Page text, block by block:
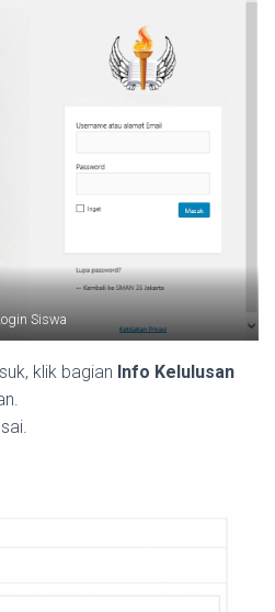
Siswa
klik bagian Info Kelulusan